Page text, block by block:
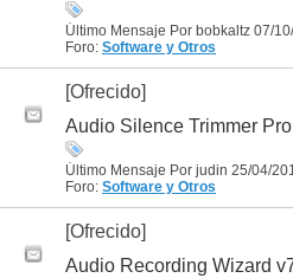
Último Mensaje Por bobkaltz 07/
Foro: Software y Otros
[Ofrecido]
Audio Silence Trimmer
Último Mensaje Por judin 25/04/
Foro: Software y Otros
[Ofrecido]
Audio Recording Wizard